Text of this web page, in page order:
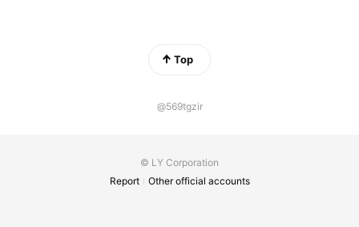
Top
@569tgzir
© LY Corporation
Report
Other official accounts